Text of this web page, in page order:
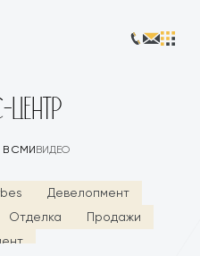
СМИВИДЕО
Девелопмент
Отделка
Продажи